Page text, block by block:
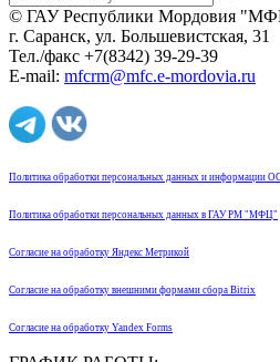
© ГАУ Республики Мордовия
г. Саранск, ул. Большевистская, 31
Тел./факс +7(8342) 39-29-39
E-mail: mfcrm@mfc.e-mordovia.ru
Политика обработки персональных данных и информации
Политика обработки персональных данных в ГАУ РМ "МФЦ"
Согласие на обработку Яндекс Метрикой
Согласие на обработку внешними формами сбора Bitrix
Согласие на обработку Yandex Forms